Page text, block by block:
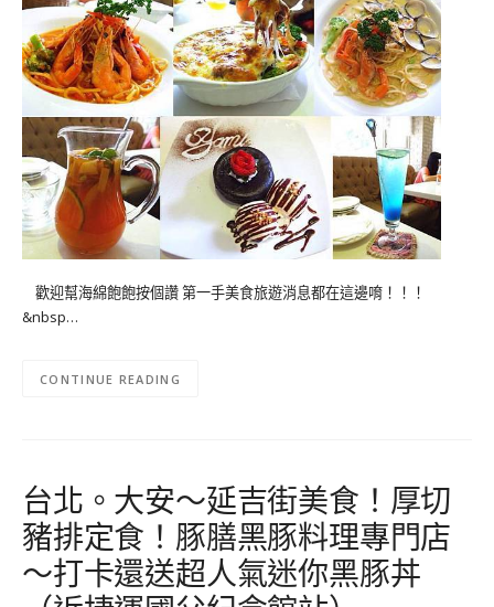
歡迎幫海綿飽飽按個讚 第一手美食旅遊消息都在這邊唷！！！
&nbsp…
CONTINUE READING
台北。大安～延吉街美食！厚切
豬排定食！豚膳黑豚料理專門店
～打卡還送超人氣迷你黑豚丼